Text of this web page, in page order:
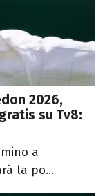
2026,
su Tv8:
a
la po...